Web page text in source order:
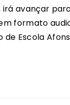
avançar
formato
Escola